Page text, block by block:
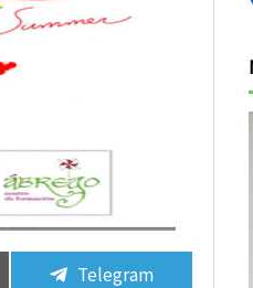
Compartir
en
Telegram
Compartir
en